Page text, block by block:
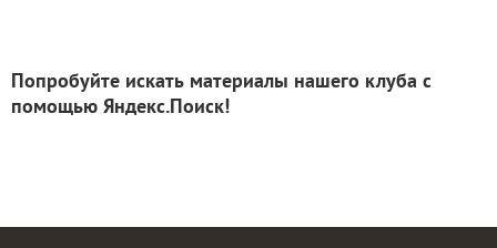
Попробуйте искать материалы нашего клуба с
помощью Яндекс.Поиск!